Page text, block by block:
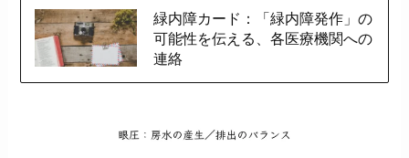
緑内障カード：「緑内障発作」の
可能性を伝える、各医療機関への
連絡